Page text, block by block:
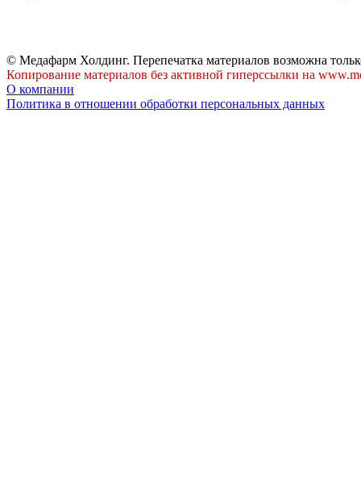
© Медафарм Холдинг. Перепечатка материалов возможна
Копирование материалов без активной гиперссылки на
О компании
Политика в отношении обработки персональных данных